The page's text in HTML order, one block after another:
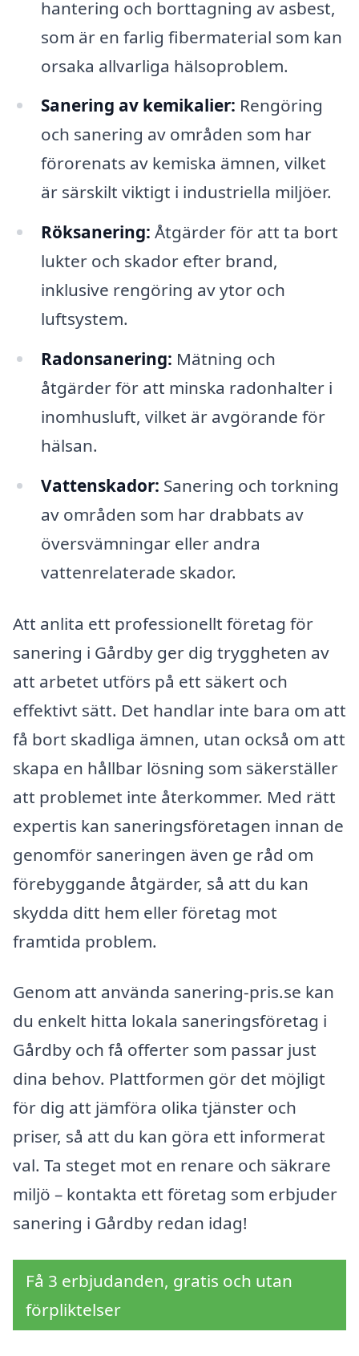
hantering och borttagning av asbest,
som är en farlig fibermaterial som kan
orsaka allvarliga hälsoproblem.
Sanering av kemikalier: Rengöring
och sanering av områden som har
förorenats av kemiska ämnen, vilket
är särskilt viktigt i industriella miljöer.
Röksanering: Åtgärder för att ta bort
lukter och skador efter brand,
inklusive rengöring av ytor och
luftsystem.
Radonsanering: Mätning och
åtgärder för att minska radonhalter i
inomhusluft, vilket är avgörande för
hälsan.
Vattenskador: Sanering och torkning
av områden som har drabbats av
översvämningar eller andra
vattenrelaterade skador.
Att anlita ett professionellt företag för
sanering i Gårdby ger dig tryggheten av
att arbetet utförs på ett säkert och
effektivt sätt. Det handlar inte bara om att
få bort skadliga ämnen, utan också om att
skapa en hållbar lösning som säkerställer
att problemet inte återkommer. Med rätt
expertis kan saneringsföretagen innan de
genomför saneringen även ge råd om
förebyggande åtgärder, så att du kan
skydda ditt hem eller företag mot
framtida problem.
Genom att använda sanering-pris.se kan
du enkelt hitta lokala saneringsföretag i
Gårdby och få offerter som passar just
dina behov. Plattformen gör det möjligt
för dig att jämföra olika tjänster och
priser, så att du kan göra ett informerat
val. Ta steget mot en renare och säkrare
miljö – kontakta ett företag som erbjuder
sanering i Gårdby redan idag!
Få 3 erbjudanden, gratis och utan
förpliktelser